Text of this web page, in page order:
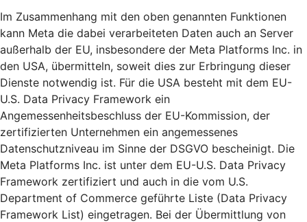
Im Zusammenhang mit den oben genannten Funktionen
kann Meta die dabei verarbeiteten Daten auch an Server
außerhalb der EU, insbesondere der Meta Platforms Inc. in
den USA, übermitteln, soweit dies zur Erbringung dieser
Dienste notwendig ist. Für die USA besteht mit dem EU-
U.S. Data Privacy Framework ein
Angemessenheitsbeschluss der EU-Kommission, der
zertifizierten Unternehmen ein angemessenes
Datenschutzniveau im Sinne der DSGVO bescheinigt. Die
Meta Platforms Inc. ist unter dem EU-U.S. Data Privacy
Framework zertifiziert und auch in die vom U.S.
Department of Commerce geführte Liste (Data Privacy
Framework List) eingetragen. Bei der Übermittlung von